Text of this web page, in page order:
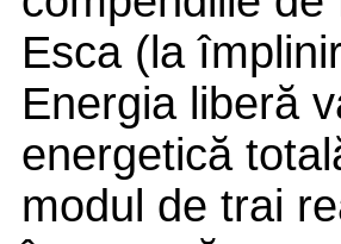
Esca (la
Energia liberă
energetică
modul de trai